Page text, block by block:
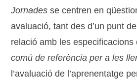
Jornades se centren en
avaluació, tant des d’un punt
relació amb les
comú de referència per a les
l’avaluació de l’aprenentatge